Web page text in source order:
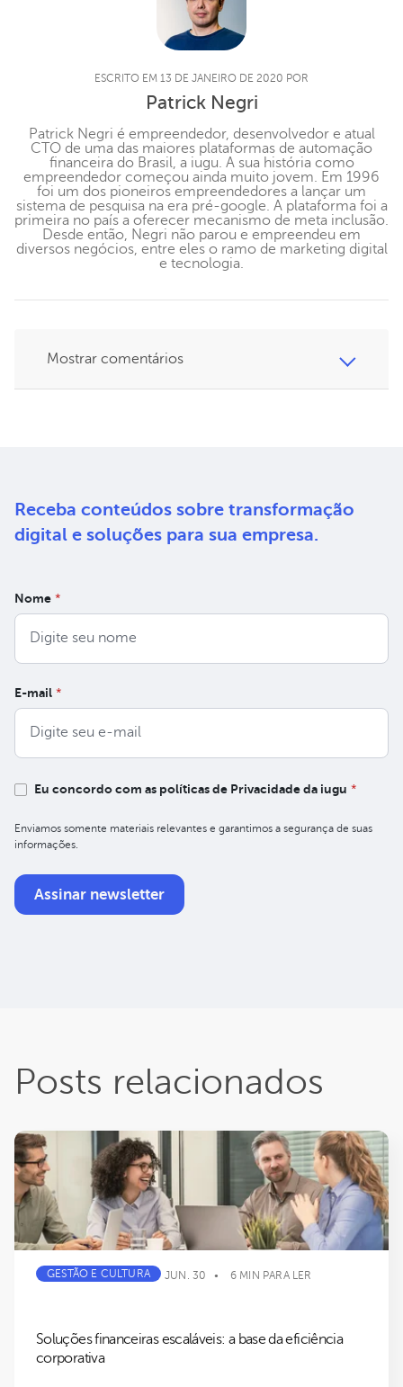
ESCRITO EM 13 DE JANEIRO DE 2020 POR
Patrick Negri
Patrick Negri é empreendedor, desenvolvedor e atual
CTO de uma das maiores plataformas de automação
financeira do Brasil, a iugu. A sua história como
empreendedor começou ainda muito jovem. Em 1996
foi um dos pioneiros empreendedores a lançar um
sistema de pesquisa na era pré-google. A plataforma foi a
primeira no país a oferecer mecanismo de meta inclusão.
Desde então, Negri não parou e empreendeu em
diversos negócios, entre eles o ramo de marketing digital
e tecnologia.
Mostrar comentários
Receba conteúdos sobre transformação
digital e soluções para sua empresa.
Nome *
E-mail *
Eu concordo com as políticas de Privacidade da iugu *
Enviamos somente materiais relevantes e garantimos a segurança de suas
informações.
Posts relacionados
GESTÃO E CULTURA JUN. 30 6 MIN PARA LER
Soluções financeiras escaláveis: a base da eficiência
corporativa